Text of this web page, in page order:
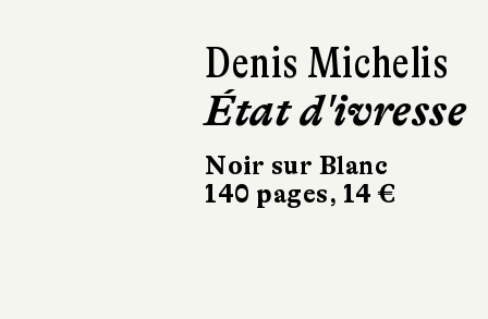
Denis Michelis
État d'ivresse
Noir sur Blanc
140 pages, 14 €
Claudine Galea
Les choses
comme elles
sont